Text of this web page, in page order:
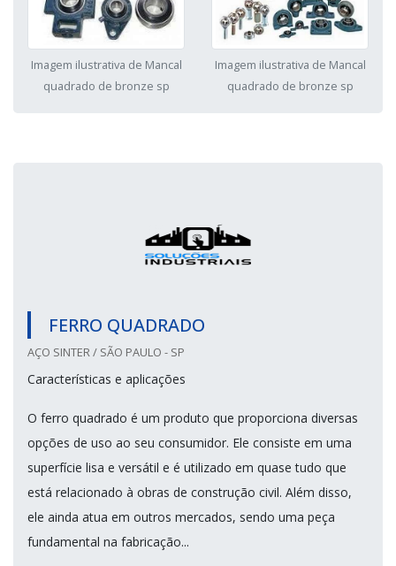
Imagem ilustrativa de Mancal
quadrado de bronze sp
Imagem ilustrativa de Mancal
quadrado de bronze sp
FERRO QUADRADO
AÇO SINTER / SÃO PAULO - SP
Características e aplicações
O ferro quadrado é um produto que proporciona diversas
opções de uso ao seu consumidor. Ele consiste em uma
superfície lisa e versátil e é utilizado em quase tudo que
está relacionado à obras de construção civil. Além disso,
ele ainda atua em outros mercados, sendo uma peça
fundamental na fabricação...